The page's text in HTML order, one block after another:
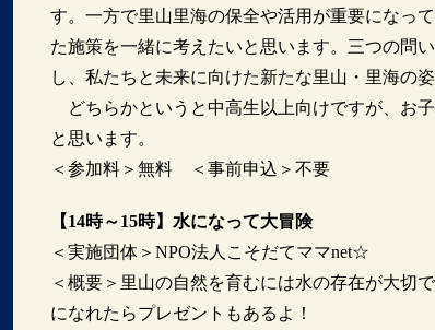
す。一方で里山里海の保全や活用が重要になっ
た施策を一緒に考えたいと思います。三つの問
し、私たちと未来に向けた新たな里山・里海の
どちらかというと中高生以上向けですが、お
と思います。
＜参加料＞無料 ＜事前申込＞不要
【14時～15時】水になって大冒険
＜実施団体＞NPO法人こそだてママnet☆
＜概要＞里山の自然を育むには水の存在が大切
になれたらプレゼントもあるよ！